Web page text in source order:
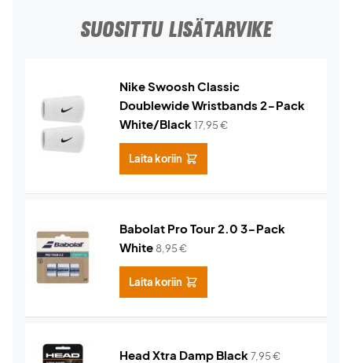
SUOSITTU LISÄTARVIKE
Nike Swoosh Classic
Doublewide Wristbands 2-Pack
White/Black17,95€
Laita koriin
Babolat Pro Tour 2.0 3-Pack
White 8,95€
Laita koriin
Head Xtra Damp Black7,95€